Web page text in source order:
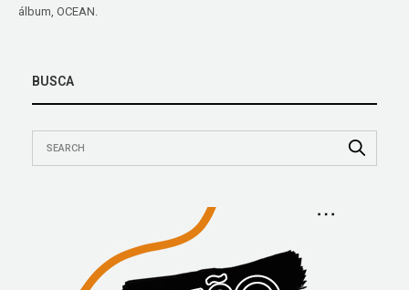
álbum, OCEAN.
BUSCA